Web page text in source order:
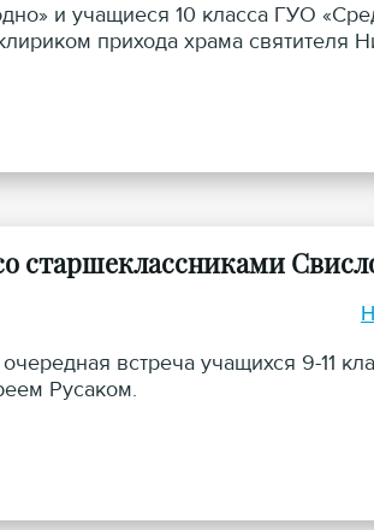
и учащиеся 10 класса ГУО
прихода храма святителя
старшеклассниками
встреча учащихся 9-11
Русаком.